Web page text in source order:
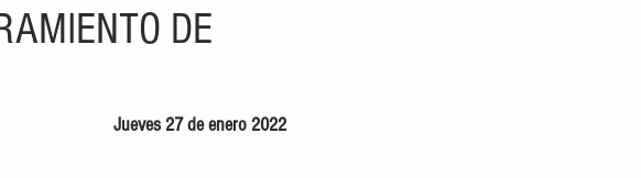
DE
Jueves 27 de enero 2022